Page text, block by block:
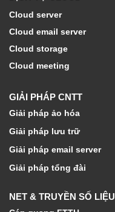
Cloud server
Cloud email server
Cloud storage
Cloud meeting
GIẢI PHÁP CNTT
Giải pháp ảo hóa
Giải pháp lưu trữ
Giải pháp email server
Giải pháp tổng đài
NET & TRUYỀN SỐ LIỆU